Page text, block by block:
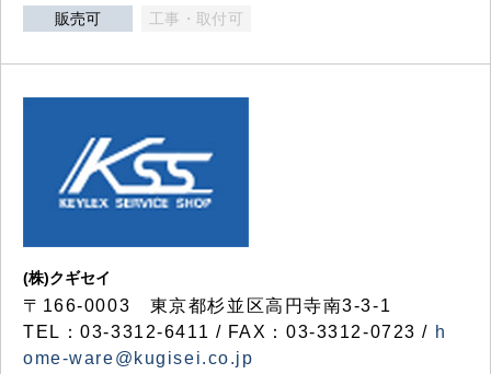
販売可 工事・取付可
(株)クギセイ
〒166-0003 東京都杉並区高円寺南3-3-1
TEL：03-3312-6411 / FAX：03-3312-0723 / h
ome-ware@kugisei.co.jp